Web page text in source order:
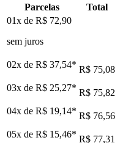
Parcelas
Total
01x de R$ 72,90
sem juros
02x de R$ 37,54* R$ 75,08
03x de R$ 25,27* R$ 75,82
04x de R$ 19,14* R$ 76,56
05x de R$ 15,46* R$ 77,31